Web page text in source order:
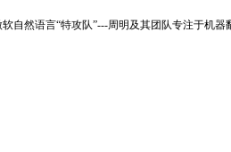
自然语言“特攻队”---周明及其团队专注于